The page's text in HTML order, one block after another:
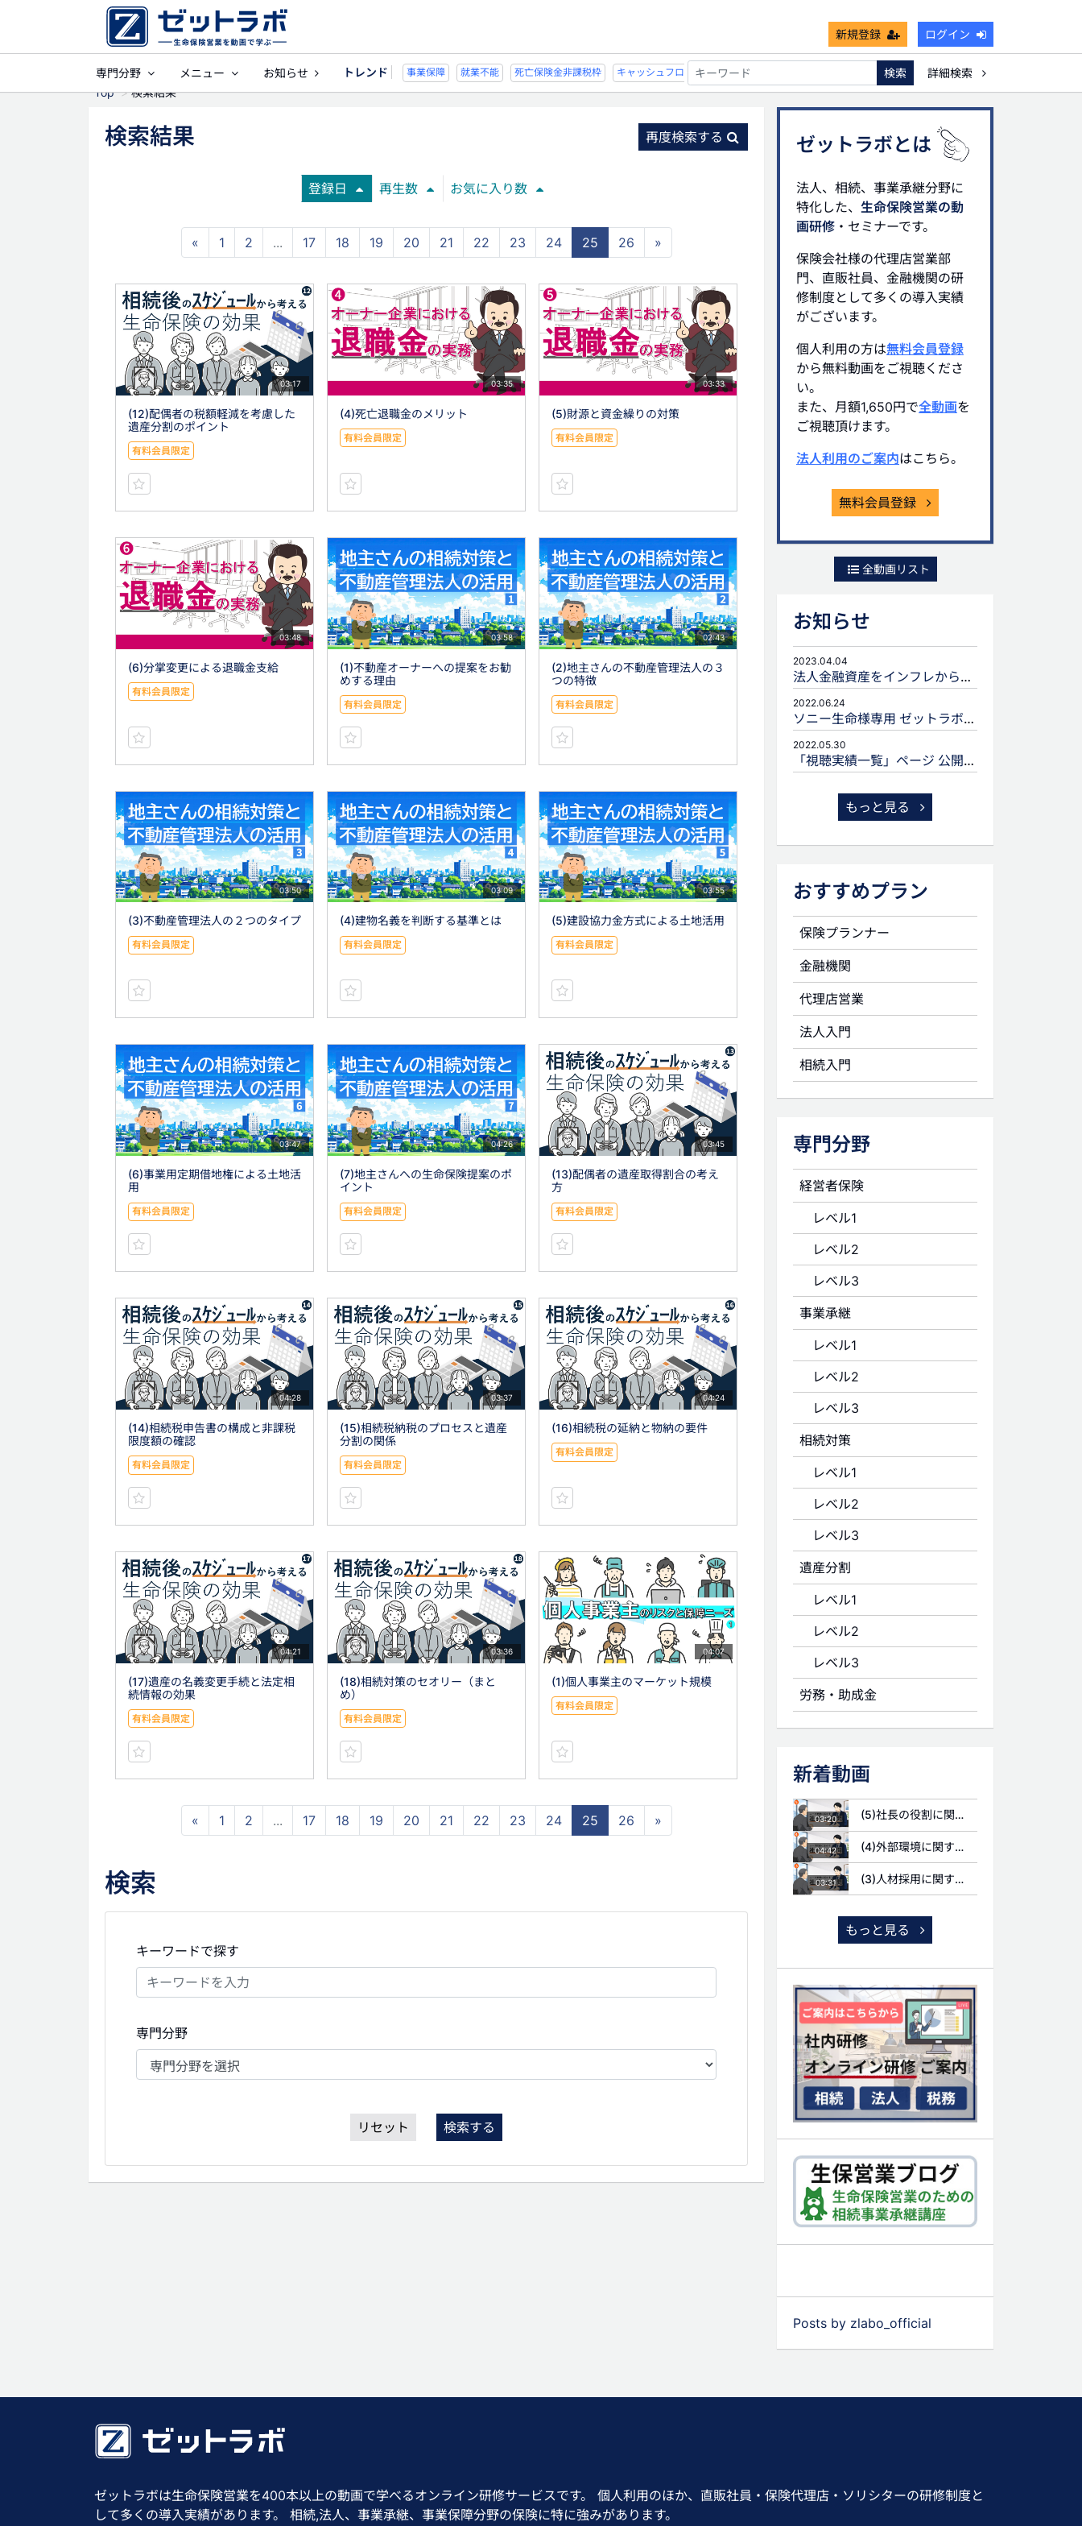
新規登録 ログイン
専門分野 メニュー お知らせ トレンド
事業保障 就業不能 死亡保険金非課税枠 キャッシュフロー 宗教法人 事業保障 就業不能 死亡保険金非課税枠 キャッシュフロー 宗教法人
検索
詳細検索
Top
検索結果
検索結果 再度検索する
登録日 再生数 お気に入り数
« 1 2 ... 17 18 19 20 21 22 23 24 25 26 »
03:17
(12)配偶者の税額軽減を考慮した
遺産分割のポイント
有料会員限定
03:35
(4)死亡退職金のメリット
有料会員限定
03:33
(5)財源と資金繰りの対策
有料会員限定
03:48
(6)分掌変更による退職金支給
有料会員限定
03:58
(1)不動産オーナーへの提案をお勧
めする理由
有料会員限定
02:43
(2)地主さんの不動産管理法人の３
つの特徴
有料会員限定
03:50
(3)不動産管理法人の２つのタイプ
有料会員限定
03:09
(4)建物名義を判断する基準とは
有料会員限定
03:55
(5)建設協力金方式による土地活用
有料会員限定
03:47
(6)事業用定期借地権による土地活
用
有料会員限定
04:26
(7)地主さんへの生命保険提案のポ
イント
有料会員限定
03:45
(13)配偶者の遺産取得割合の考え
方
有料会員限定
04:28
(14)相続税申告書の構成と非課税
限度額の確認
有料会員限定
03:37
(15)相続税納税のプロセスと遺産
分割の関係
有料会員限定
04:24
(16)相続税の延納と物納の要件
有料会員限定
04:21
(17)遺産の名義変更手続と法定相
続情報の効果
有料会員限定
03:36
(18)相続対策のセオリー（まと
め）
有料会員限定
04:07
(1)個人事業主のマーケット規模
有料会員限定
« 1 2 ... 17 18 19 20 21 22 23 24 25 26 »
検索
キーワードで探す
専門分野
リセット 検索する
ゼットラボとは
法人、相続、事業承継分野に
特化した、 生命保険営業の動
画研修 ・セミナーです。
保険会社様の代理店営業部
門、直販社員、金融機関の研
修制度として多くの導入実績
がございます。
個人利用の方は無料会員登録
から無料動画をご視聴くださ
い。
また、月額1,650円で全動画を
ご視聴頂けます。
法人利用のご案内はこちら。
無料会員登録
全動画リスト
お知らせ
2023.04.04
法人金融資産をインフレから守るための生命保険活用
2022.06.24
ソニー生命様専用 ゼットラボforLIFEPLANNERのご案内
2022.05.30
「視聴実績一覧」ページ 公開のお知らせ
もっと見る
おすすめプラン
保険プランナー
金融機関
代理店営業
法人入門
相続入門
専門分野
経営者保険
レベル1
レベル2
レベル3
事業承継
レベル1
レベル2
レベル3
相続対策
レベル1
レベル2
レベル3
遺産分割
レベル1
レベル2
レベル3
労務・助成金
新着動画
03:20 (5)社長の役割に関する質問
04:42 (4)外部環境に関する質問
03:31 (3)人材採用に関する質問
もっと見る
Posts by zlabo_official
ゼットラボは生命保険営業を400本以上の動画で学べるオンライン研修サービスです。 個人利用のほか、直販社員・保険代理店・ソリシターの研修制度と
して多くの導入実績があります。 相続,法人、事業承継、事業保障分野の保険に特に強みがあります。